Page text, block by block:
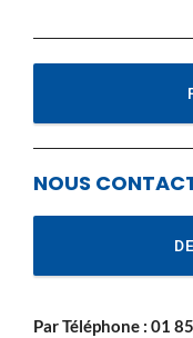
NOUS
Par Téléphone : 01